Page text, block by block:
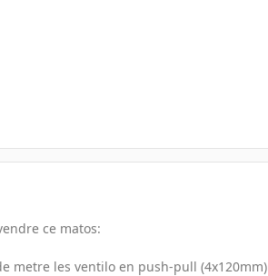
ce matos:
metre les ventilo en push-pull (4x120mm)